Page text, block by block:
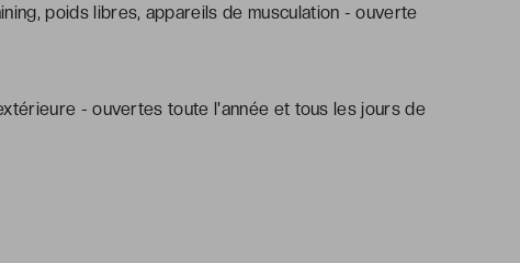
poids libres, appareils de musculation - ouverte
- ouvertes toute l'année et tous les jours de